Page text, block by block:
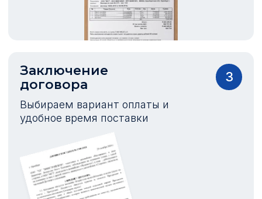
Заключение
договора
Выбираем вариант оплаты и
удобное время поставки
3